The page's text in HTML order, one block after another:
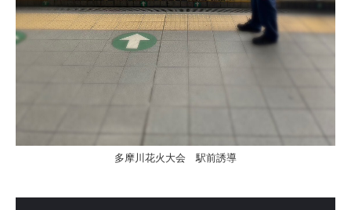
多摩川花火大会 駅前誘導